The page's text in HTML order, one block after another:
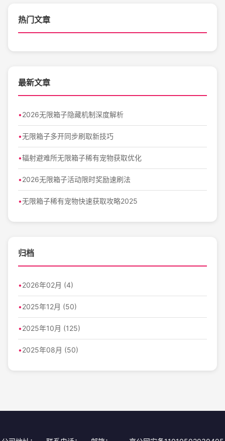
热门文章
最新文章
2026无限箱子隐藏机制深度解析
无限箱子多开同步刷取新技巧
辐射避难所无限箱子稀有宠物获取优化
2026无限箱子活动限时奖励速刷法
无限箱子稀有宠物快速获取攻略2025
归档
2026年02月 (4)
2025年12月 (50)
2025年10月 (125)
2025年08月 (50)